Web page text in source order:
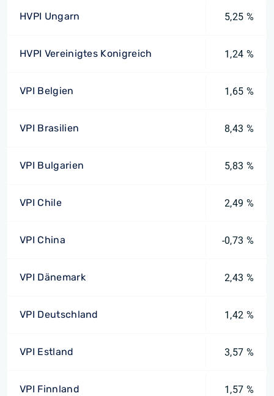
HVPI Ungarn 5,25 %
HVPI Vereinigtes Konigreich 1,24 %
VPI Belgien 1,65 %
VPI Brasilien 8,43 %
VPI Bulgarien 5,83 %
VPI Chile 2,49 %
VPI China -0,73 %
VPI Dänemark 2,43 %
VPI Deutschland 1,42 %
VPI Estland 3,57 %
VPI Finnland 1,57 %